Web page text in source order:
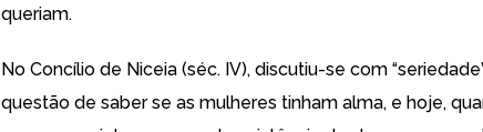
queriam.
No Concílio de Niceia (séc. IV), discutiu-se com
questão de saber se as mulheres tinham alma, e hoje,